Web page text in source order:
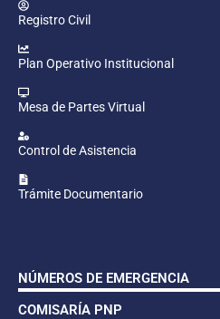
Registro Civil
Plan Operativo Institucional
Mesa de Partes Virtual
Control de Asistencia
Trámite Documentario
NÚMEROS DE EMERGENCIA
COMISARÍA PNP